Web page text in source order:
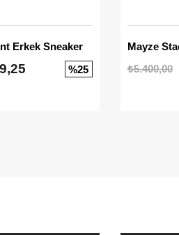
Erkek Sneaker
%25
₺5.400,00